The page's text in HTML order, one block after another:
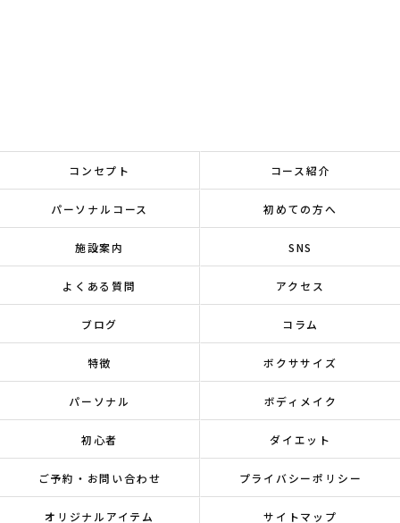
コンセプト コース紹介
パーソナルコース 初めての方へ
施設案内 SNS
よくある質問 アクセス
ブログ コラム
特徴 ボクササイズ
パーソナル ボディメイク
初心者 ダイエット
ご予約・お問い合わせ プライバシーポリシー
オリジナルアイテム サイトマップ